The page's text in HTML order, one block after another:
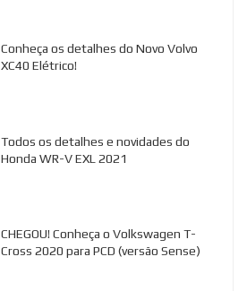
Conheça os detalhes do Novo Volvo
XC40 Elétrico!
Todos os detalhes e novidades do
Honda WR-V EXL 2021
CHEGOU! Conheça o Volkswagen T-
Cross 2020 para PCD (versão Sense)